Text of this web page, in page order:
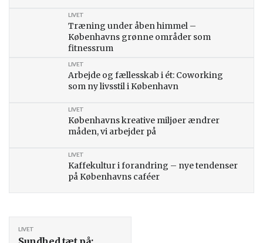
Træning under åben himmel –
Københavns grønne områder som
fitnessrum
LIVET
Arbejde og fællesskab i ét: Coworking
som ny livsstil i København
LIVET
Københavns kreative miljøer ændrer
måden, vi arbejder på
LIVET
Kaffekultur i forandring – nye tendenser
på Københavns caféer
LIVET
LIVET